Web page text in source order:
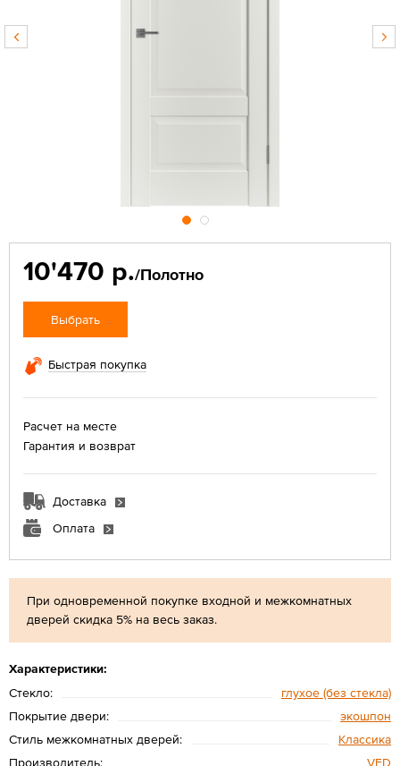
При одновременной покупке входной и межкомнатных
дверей скидка 5% на весь заказ.
Характеристики:
Стекло:
глухое (без стекла)
Покрытие двери:
экошпон
Стиль межкомнатных дверей:
Классика
Производитель:
VFD
10'470 р./Полотно
Выбрать
Быстрая покупка
Расчет на месте
Гарантия и возврат
Доставка
Оплата